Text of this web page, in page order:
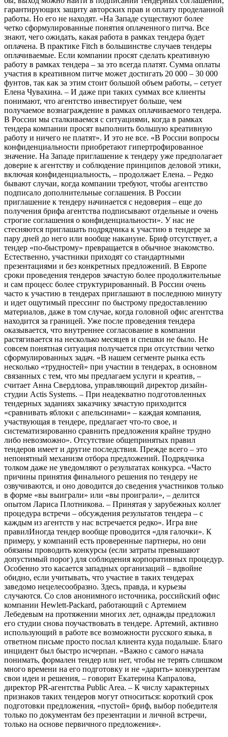
гарантирующих защиту авторских прав и оплату проделанной
работы. Но его не находят. «На Западе существуют более
четко сформулированные понятия оплаченного питча. Все
знают, чего ожидать, какая работа в рамках тендера будет
оплачена. В практике Fitch в большинстве случаев тендеры
оплачиваемые. Если компании просят сделать креативную
работу в рамках тендера – за это всегда платят. Сумма оплаты
участия в креативном питче может достигать 20 000 – 30 000
фунтов, так как за этим стоит большой объем работы, – сетует
Елена Чувахина. – И даже при таких суммах все клиенты
понимают, что агентство инвестирует больше, чем
получаемое вознаграждение в рамках оплачиваемого тендера.
В России мы сталкиваемся с ситуациями, когда в рамках
тендера компании просят выполнить большую креативную
работу и ничего не платят». И это не все. «В России вопросы
конфиденциальности приобретают гипертрофированное
значение. На Западе приглашение к тендеру уже предполагает
доверие к агентству и соблюдение принципов деловой этики,
включая конфиденциальность, – продолжает Елена. – Редко
бывают случаи, когда компании требуют, чтобы агентство
подписало дополнительные соглашения. В России
приглашение к тендеру начинается с недоверия – еще до
получения брифа агентства подписывают отдельные и очень
строгие соглашения о конфиденциальности». У нас не
стесняются приглашать подрядчика к участию в тендере за
пару дней до него или вообще накануне. Бриф отсутствует, а
тендер «по-быстрому» превращается в обычное знакомство.
Естественно, участники приходят со стандартными
презентациями и без конкретных предложений. В Европе
сроки проведения тендеров зачастую более продолжительные
и сам процесс более структурированный. В России очень
часто к участию в тендерах приглашают в последнюю минуту
и идет ощутимый прессинг по быстрому предоставлению
материалов, даже в том случае, когда головной офис агентства
находится за границей. Уже после проведения тендера
оказывается, что внутреннее согласование в компании
растягивается на несколько месяцев и спешки не было. Не
совсем понятная ситуация получается при отсутствии четко
сформулированных задач. «В нашем сегменте рынка есть
несколько «трудностей» при участии в тендерах, в основном
связанных с тем, что мы предлагаем услуги и креатив, –
считает Анна Свердлова, управляющий директор дизайн-
студии Actis Systems. – При неадекватно подготовленных
тендерных заданиях заказчику зачастую приходится
«сравнивать яблоки с апельсинами» – каждая компания,
участвующая в тендере, предлагает что-то свое, и
систематизированно сравнить предложения крайне трудно
либо невозможно». Отсутствие общепринятых правил
тендеров имеет и другие последствия. Прежде всего – это
непонятный механизм отбора предложений. Подрядчика
толком даже не уведомляют о результатах конкурса. «Часто
причины принятия финального решения по тендеру не
озвучиваются, и оно доводится до сведения участников только
в форме «вы выиграли» или «вы проиграли», – делится
опытом Лариса Плотникова. – Принятая у зарубежных коллег
процедура встречи – обсуждения результатов тендера – с
каждым из агентств у нас встречается редко». Игра вне
правилИногда тендер вообще проводится «для галочки». К
примеру, у компаний есть проверенные партнеры, но они
обязаны проводить конкурсы (если затраты превышают
допустимый порог) для соблюдения корпоративных процедур.
Особенно это касается западных организаций – вдвойне
обидно, если учитывать, что участие в таких тендерах
заведомо нецелесообразно. Здесь, правда, и курьезы
случаются. Со слов анонимного источника, российский офис
компании Hewlett-Packard, работающий с Артемием
Лебедевым на протяжении многих лет, однажды предложил
его студии снова поучаствовать в тендере. Артемий, активно
использующий в работе все возможности русского языка, в
ответном письме просто послал клиента куда подальше. Благо
инцидент был быстро исчерпан. «Важно с самого начала
понимать, формален тендер или нет, чтобы не терять слишком
много времени на его подготовку и не «дарить» конкурентам
свои идеи и решения, – говорит Екатерина Капралова,
директор PR-агентства Public Area. – К числу характерных
признаков таких тендеров могут относиться: короткий срок
подготовки предложения, «пустой» бриф, выбор победителя
только по документам без презентации и личной встречи,
только на основе первичного предложения».